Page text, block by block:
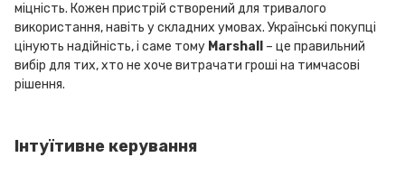
міцність. Кожен пристрій створений для тривалого
використання, навіть у складних умовах. Українські покупці
цінують надійність, і саме тому Marshall
– це правильний
вибір для тих, хто не хоче витрачати гроші на тимчасові
рішення.
Інтуїтивне керування